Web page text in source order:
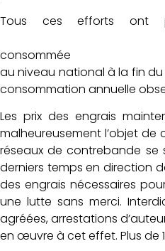
Tous ces efforts ont
des engrais au
consommée
au niveau national à la
consommation annuelle
Les prix des engrais
malheureusement l’objet
réseaux de contrebande se
derniers temps en direction
des engrais nécessaires
une lutte sans merci.
agréées, arrestations
en œuvre à cet effet. Plus de